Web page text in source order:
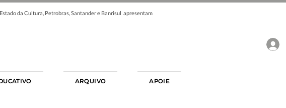
da Cultura, Petrobras, Santander e Banrisul apresentam
ARQUIVO APOIE